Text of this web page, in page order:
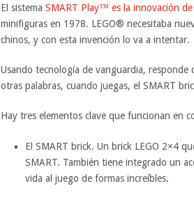
El sistema SMART Play™ es la innovación
minifiguras en 1978. LEGO® necesitaba
chinos, y con esta invención lo va a intentar.
Usando tecnología de vanguardia,
otras palabras, cuando juegas, el SMART
Hay tres elementos clave que funcionan en
El SMART brick. Un brick LEGO 2×4
SMART. También tiene integrado un
vida al juego de formas increíbles.